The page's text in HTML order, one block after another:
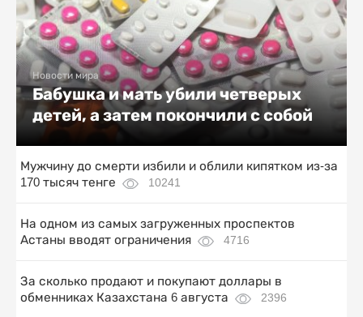
Новости мира
Бабушка и мать убили четверых
детей, а затем покончили с собой
Мужчину до смерти избили и облили кипятком из-за
170 тысяч тенге
10241
На одном из самых загруженных проспектов
Астаны вводят ограничения
4716
За сколько продают и покупают доллары в
обменниках Казахстана 6 августа
2396